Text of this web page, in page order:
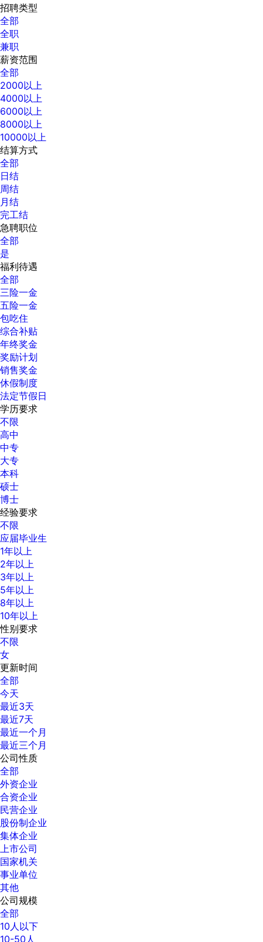
招聘类型
全部
全职
兼职
薪资范围
全部
2000以上
4000以上
6000以上
8000以上
10000以上
结算方式
全部
日结
周结
月结
完工结
急聘职位
全部
是
福利待遇
全部
三险一金
五险一金
包吃住
综合补贴
年终奖金
奖励计划
销售奖金
休假制度
法定节假日
学历要求
不限
高中
中专
大专
本科
硕士
博士
经验要求
不限
应届毕业生
1年以上
2年以上
3年以上
5年以上
8年以上
10年以上
性别要求
不限
女
更新时间
全部
今天
最近3天
最近7天
最近一个月
最近三个月
公司性质
全部
外资企业
合资企业
民营企业
股份制企业
集体企业
上市公司
国家机关
事业单位
其他
公司规模
全部
10人以下
10-50人